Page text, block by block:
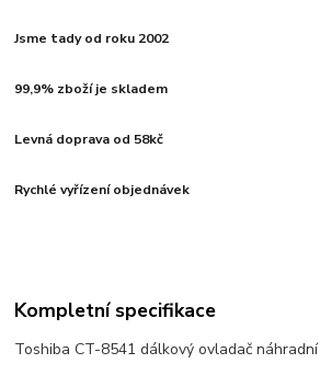
Jsme tady od roku 2002
99,9% zboží je skladem
Levná doprava od 58kč
Rychlé vyřízení objednávek
Kompletní specifikace
Toshiba CT-8541 dálkový ovladač náhradní